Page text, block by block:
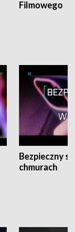
Filmowego
Bezpieczny
chmurach